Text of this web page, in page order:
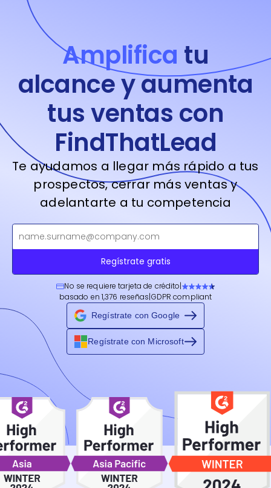
Amplifica tu
alcance y aumenta
tus ventas con
FindThatLead
Te ayudamos a llegar más rápido a tus
prospectos, cerrar más ventas y
adelantarte a tu competencia
Regístrate gratis
No se requiere tarjeta de crédito|
basado en 1,376 reseñas|GDPR compliant
Regístrate con Google
Regístrate con Microsoft